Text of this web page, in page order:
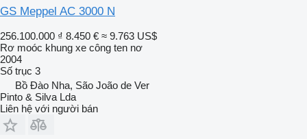
GS Meppel AC 3000 N
256.100.000 ₫ 8.450 € ≈ 9.763 US$
Rơ moóc khung xe công ten nơ
2004
Số trục 3
Bồ Đào Nha, São João de Ver
Pinto & Silva Lda
Liên hệ với người bán